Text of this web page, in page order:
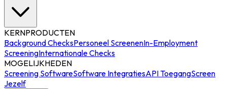
KERNPRODUCTEN
Background ChecksPersoneel ScreenenIn-Employment
ScreeningInternationale Checks
MOGELIJKHEDEN
Screening SoftwareSoftware IntegratiesAPI ToegangScreen
Jezelf